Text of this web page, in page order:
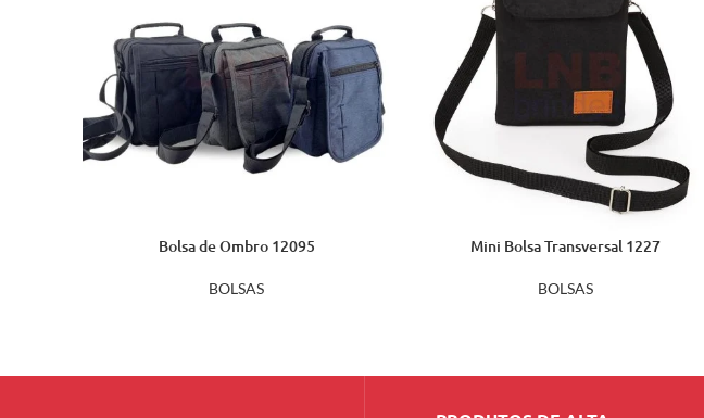
Bolsa de Ombro 12095
BOLSAS
Mini Bolsa Transversal 1227
BOLSAS